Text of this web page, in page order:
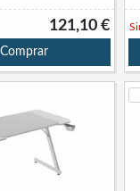
121,10 €